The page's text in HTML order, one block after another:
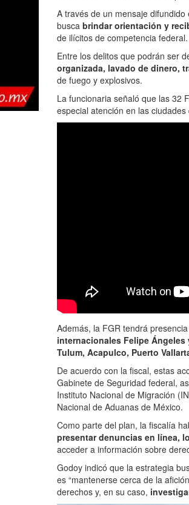
A través de un mensaje
busca brindar orientación y
de ilícitos de competencia federal.
Entre los delitos que podrán ser
organizada, lavado de dinero,
de fuego y explosivos.
La funcionaria señaló que las 32
especial atención en las
Además, la FGR tendrá
internacionales Felipe Ángeles
Tulum, Acapulco, Puerto
De acuerdo con la fiscal, estas
Gabinete de Seguridad federal,
Instituto Nacional de Migración
Nacional de Aduanas de México.
Como parte del plan, la fiscalía
presentar denuncias en línea,
acceder a información sobre
Godoy indicó que la estrategia
es “mantenerse cerca de la
derechos y, en su caso,